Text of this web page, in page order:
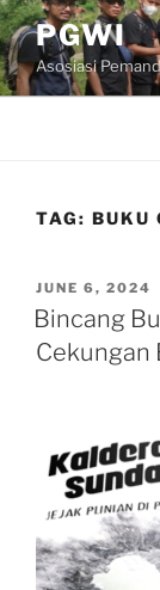
Skip
to
content
PGWI
Asosiasi
TAG: BUKU
POSTED
ON
JUNE 6, 2024
Bincang
Cekungan